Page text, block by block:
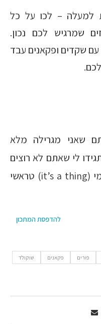
למעלה – לכו על כל
שמרגיש לכם נכון.
שקדים ופקאנים עבד
שאני מגרילה מלא
לי שאתם לא רוצים
לקבל משלוח מנות פוסט פורימי (it’s a thing) טראשי
להדפסת המתכון
פורים פקאנים שוקולד